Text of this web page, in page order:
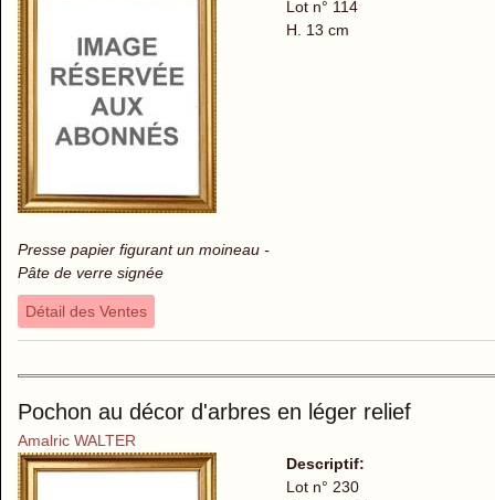
Presse papier figurant un moineau -
Pâte de verre signée
Lot n° 114
H. 13 cm
Détail des Ventes
Pochon au décor d'arbres en léger relief
Amalric WALTER
Descriptif:
Lot n° 230